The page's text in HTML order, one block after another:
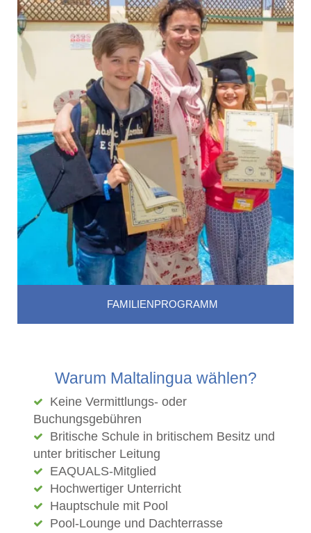
FAMILIENPROGRAMM
Warum Maltalingua wählen?
Keine Vermittlungs- oder
Buchungsgebühren
Britische Schule in britischem Besitz und
unter britischer Leitung
EAQUALS-Mitglied
Hochwertiger Unterricht
Hauptschule mit Pool
Pool-Lounge und Dachterrasse